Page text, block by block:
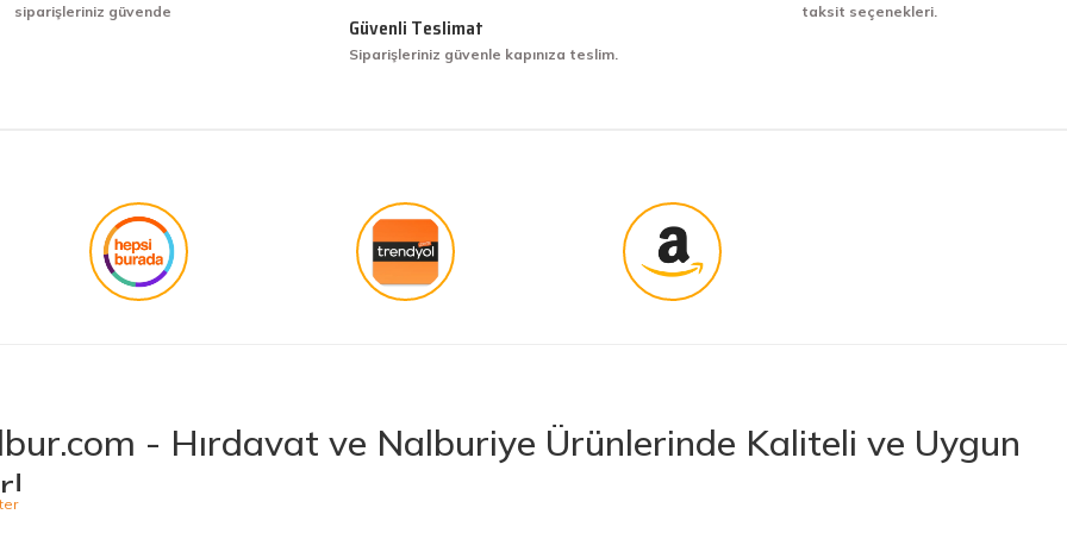
hakkıyla yapmak diye buna derim.
siparişleriniz güvende
Güvenli Teslimat
Siparişleriniz güvenle kapınıza teslim.
taksit seçenekleri.
- Hırdavat ve Nalburiye Ürünlerinde Kaliteli ve Uygun